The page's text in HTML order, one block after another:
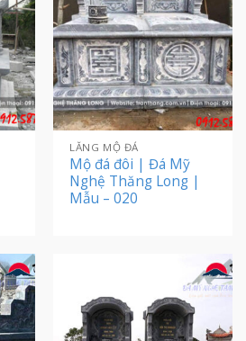
LĂNG MỘ ĐÁ
Mộ đá đôi | Đá Mỹ
Nghệ Thăng Long |
Mẫu – 020